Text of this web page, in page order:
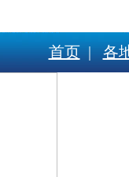
首页 | 各